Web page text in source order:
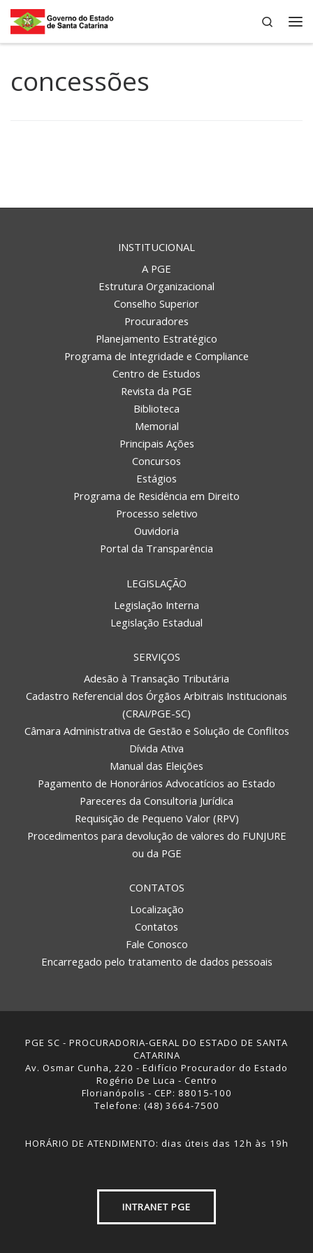
Skip to content
Search
concessões
INSTITUCIONAL
A PGE
Estrutura Organizacional
Conselho Superior
Procuradores
Planejamento Estratégico
Programa de Integridade e Compliance
Centro de Estudos
Revista da PGE
Biblioteca
Memorial
Principais Ações
Concursos
Estágios
Programa de Residência em Direito
Processo seletivo
Ouvidoria
Portal da Transparência
LEGISLAÇÃO
Legislação Interna
Legislação Estadual
SERVIÇOS
Adesão à Transação Tributária
Cadastro Referencial dos Órgãos Arbitrais Institucionais
(CRAI/PGE-SC)
Câmara Administrativa de Gestão e Solução de Conflitos
Dívida Ativa
Manual das Eleições
Pagamento de Honorários Advocatícios ao Estado
Pareceres da Consultoria Jurídica
Requisição de Pequeno Valor (RPV)
Procedimentos para devolução de valores do FUNJURE
ou da PGE
CONTATOS
Localização
Contatos
Fale Conosco
Encarregado pelo tratamento de dados pessoais
PGE SC - PROCURADORIA-GERAL DO ESTADO DE SANTA
CATARINA
Av. Osmar Cunha, 220 - Edifício Procurador do Estado
Rogério De Luca - Centro
Florianópolis - CEP: 88015-100
Telefone: (48) 3664-7500
HORÁRIO DE ATENDIMENTO: dias úteis das 12h às 19h
INTRANET PGE